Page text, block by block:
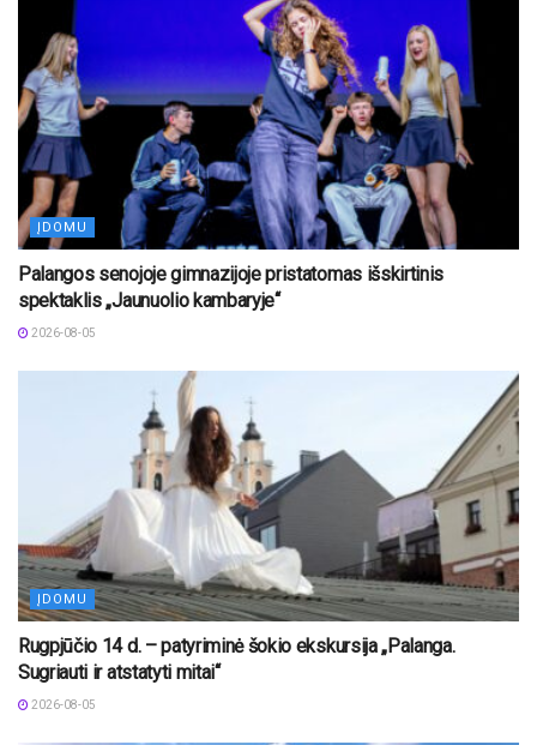
ĮDOMU
Palangos senojoje gimnazijoje pristatomas išskirtinis
spektaklis „Jaunuolio kambaryje“
2026-08-05
ĮDOMU
Rugpjūčio 14 d. – patyriminė šokio ekskursija „Palanga.
Sugriauti ir atstatyti mitai“
2026-08-05